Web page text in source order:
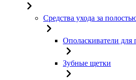
Средства ухода за
Ополаскиватели для
Зубные щетки